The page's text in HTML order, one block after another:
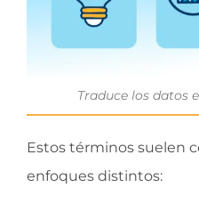
Traduce los datos
Estos términos suelen
enfoques distintos: